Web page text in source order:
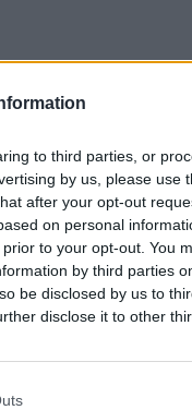
to third parties, or
by us, please use
after your opt-out
on personal
to your opt-out. You
by third parties
be disclosed by us to
disclose it to other